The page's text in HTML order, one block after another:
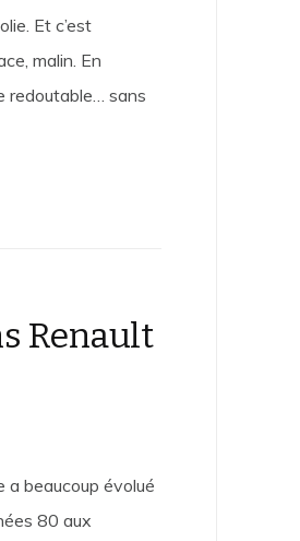
Et c’est
malin. En
redoutable… sans
Renault
a beaucoup évolué
80 aux